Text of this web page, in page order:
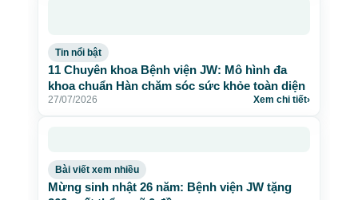
Tin nổi bật
11 Chuyên khoa Bệnh viện JW: Mô hình đa
khoa chuẩn Hàn chăm sóc sức khỏe toàn diện
27/07/2026 Xem chi tiết›
Bài viết xem nhiều
Mừng sinh nhật 26 năm: Bệnh viện JW tặng